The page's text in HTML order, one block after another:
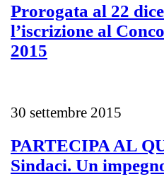
Prorogata al 22
l’iscrizione al
2015
30 settembre 2015
PARTECIPA AL
Sindaci. Un